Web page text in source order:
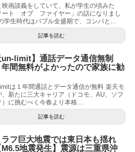
映画談義をしていて、私が学生の頃みた
ート オブ ファイヤー」の話になりまし
学生時代はバブル全盛期で、コンパと...
記事を読む
un-limit】通話データ通信無制
年間無料がよかったので家族に勧
は１年間通話とデータ通信が無料 楽天モ
、新たに三大キャリア（ドコモ、AU、ソフ
）に挑むべく今春より本格...
記事を読む
フ巨大地震では東日本も揺れ
地震発生】震源は三重県沖